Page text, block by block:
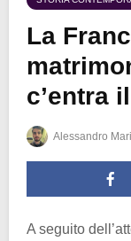
La
c’entra
Alessandro
A seguito